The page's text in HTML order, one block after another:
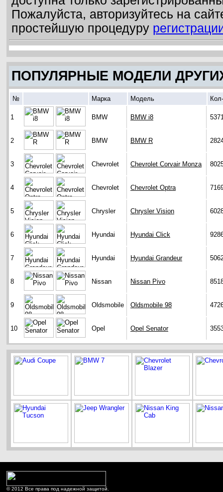
Пожалуйста, авторизуйтесь на
простейшую процедуру
ПОПУЛЯРНЫЕ МОДЕЛИ
№ Марка Модель
1 BMW BMW i8
2 BMW BMW R
3 Chevrolet Chevrolet Corvair Monza
4 Chevrolet Chevrolet Optra
5 Chrysler Chrysler Vision
6 Hyundai Hyundai Click
7 Hyundai Hyundai Grandeur
8 Nissan Nissan Pivo
9 Oldsmobile Oldsmobile 98
10 Opel Opel Senator
© 2012 Все права под надежной защитой.